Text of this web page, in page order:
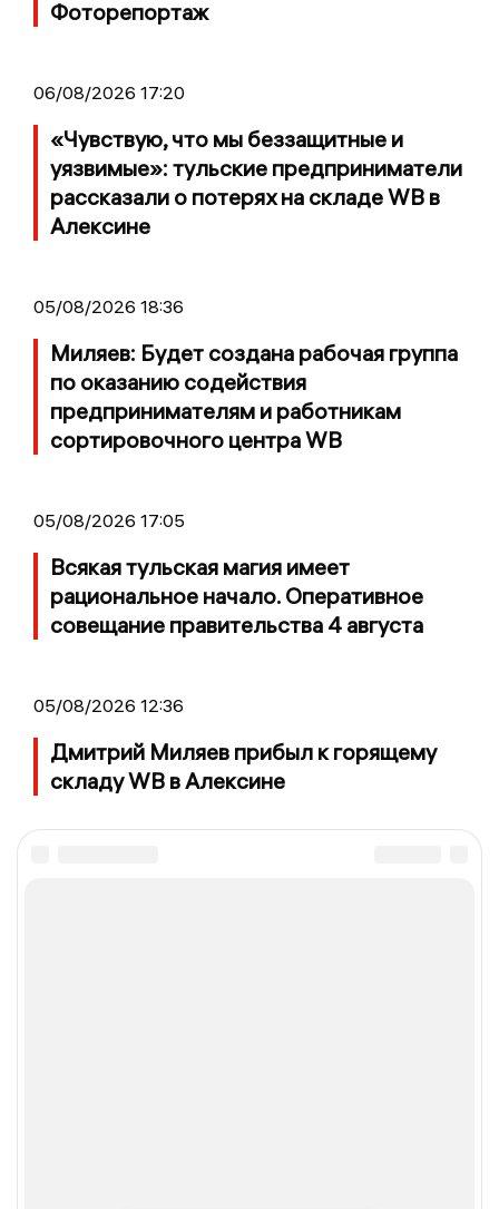
Фоторепортаж
06/08/2026 17:20
«Чувствую, что мы беззащитные и
уязвимые»: тульские предприниматели
рассказали о потерях на складе WB в
Алексине
05/08/2026 18:36
Миляев: Будет создана рабочая группа
по оказанию содействия
предпринимателям и работникам
сортировочного центра WB
05/08/2026 17:05
Всякая тульская магия имеет
рациональное начало. Оперативное
совещание правительства 4 августа
05/08/2026 12:36
Дмитрий Миляев прибыл к горящему
складу WB в Алексине